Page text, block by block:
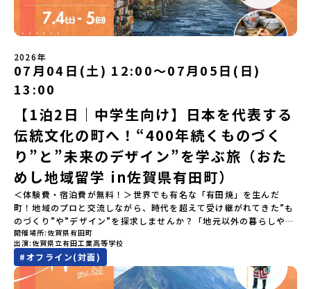
伝統文化に触れたり、本物の冒険が待っています！🔥 ②「初めまし
て」が「一生の友達」に変わる！全国から「新しいことに挑戦した
い！」「今の自分を変えたい！」と思っている同世代の中学生が大
集合！地元の高校生と一緒にご飯を食べて語り合えば、たった数日
で最高の仲間になる！🔥 ③宿泊費・体験費はなんと【無料】！親元
を離れる初めての一人旅でも大丈夫。頼れるスタッフがしっかりサ
ポートするので安心・安全です！ーーーーーーーーーーーーーーー
ーーーーーーーーー📺 全体オンライン説明会（アーカイブ配信）
2026年4月22日に開催された説明会の録画をご覧いただけます。こ
の動画を見れば、あなたの「なんとなく不安」が「絶対に行ってみ
たい！」に変わるはず💡お家からリラックスして視聴してみてくだ
さいね😊▶︎全体説明会のアーカイブはこちら（アーカイブを視聴す
る）YouTube：https://youtu.be/Yt8nd04aNgA?
si=e5erbspvwz5O8_uF【アーカイブ内容】・おためし地域留学の
魅力・メリット・2026年度、日本全国20以上の対象地域について・
安心のサポート体制・質疑応答※各地域の詳細なプログラムは、以
下の【STEP2】個別説明会にて紹介しています。ーーーーーーーー
ーーーーーーーーーーーーーーーー💡疑問も不安もワクワクに変え
る！2つのステップ知りたいことに合わせて、2つの説明会をご活用
ください！【STEP1】全体オンライン説明会の視聴（☆上の動画で
いつでも視聴可能です） 〜まずは「おためし地域留学」を知りたい
2026年
07月04日(土) 12:00〜07月05日(日)
13:00
【1泊2日｜中学生向け】日本を代表する
伝統文化の町へ！“400年続くものづく
り”と”未来のデザイン”を学ぶ旅（おた
めし地域留学 in佐賀県有田町）
＜体験費・宿泊費が無料！＞世界でも有名な「有田焼」を生んだ
町！地域のプロと交流しながら、時代を超えて受け継がれてきた”も
のづくり”や”デザイン”を探求しませんか？「地元以外の暮らしや文
化が気になる。いつか留学してみたい！」「豊かな自然と伝統文
化、町並みに興味がある！」「ものづくりやきれいなデザインが好
き！」そんな中学生のみなさんにおすすめ！「おためし地域留学体
験」は、日本全国約200の高校と連携し、地域の枠を超えて学校生活
開催場所 佐賀県有田町
出演 佐賀県立有田工業高等学校
#オフライン(対面)